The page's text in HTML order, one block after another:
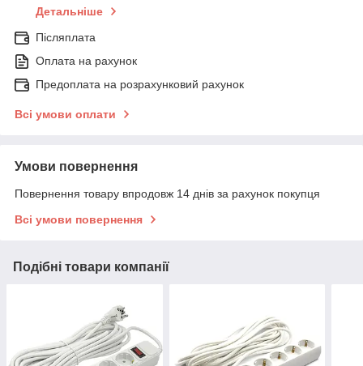
Детальніше
Післяплата
Оплата на рахунок
Предоплата на розрахунковий рахунок
Всі умови оплати
Умови повернення
Повернення товару впродовж 14 днів за рахунок покупця
Всі умови повернення
Подібні товари компанії